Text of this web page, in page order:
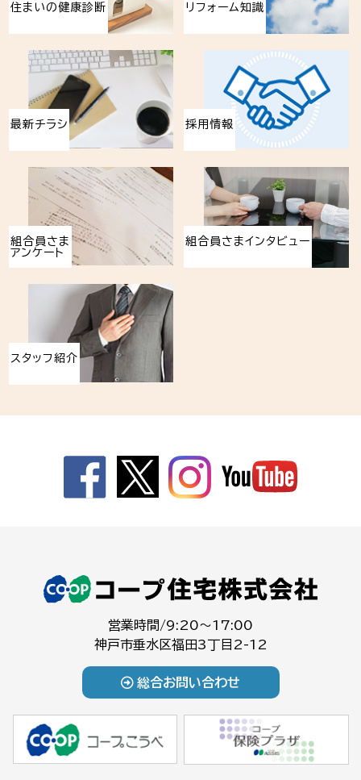
住まいの健康診断 リフォーム知識
最新チラシ 採用情報
組合員さま
アンケート
組合員さまインタビュー
スタッフ紹介
営業時間/9:20～17:00
神戸市垂水区福田3丁目2-12
総合お問い合わせ